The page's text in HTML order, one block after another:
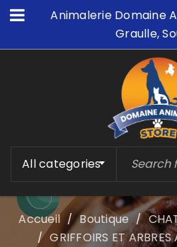
Animalerie Domaine
Graulle,
All categories
Accueil / Boutique /
/ GRIFFOIRS ET